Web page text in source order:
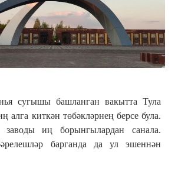
сугышы башланган вакытта Тула
алга киткән төбәкләрнең берсе була.
иң борынгылардан санала.
барганда да ул эшеннән